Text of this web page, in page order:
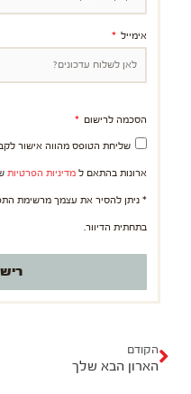
אימייל
הסכמה לרישום
שליחת הטופס מהווה אישור
ארונות בהתאם ל מדיניות הפרטיות
* ניתן להסיר את עצמך מרשימת
בתחתית הדיוור.
ו
הקודם
הארון הבא שלך